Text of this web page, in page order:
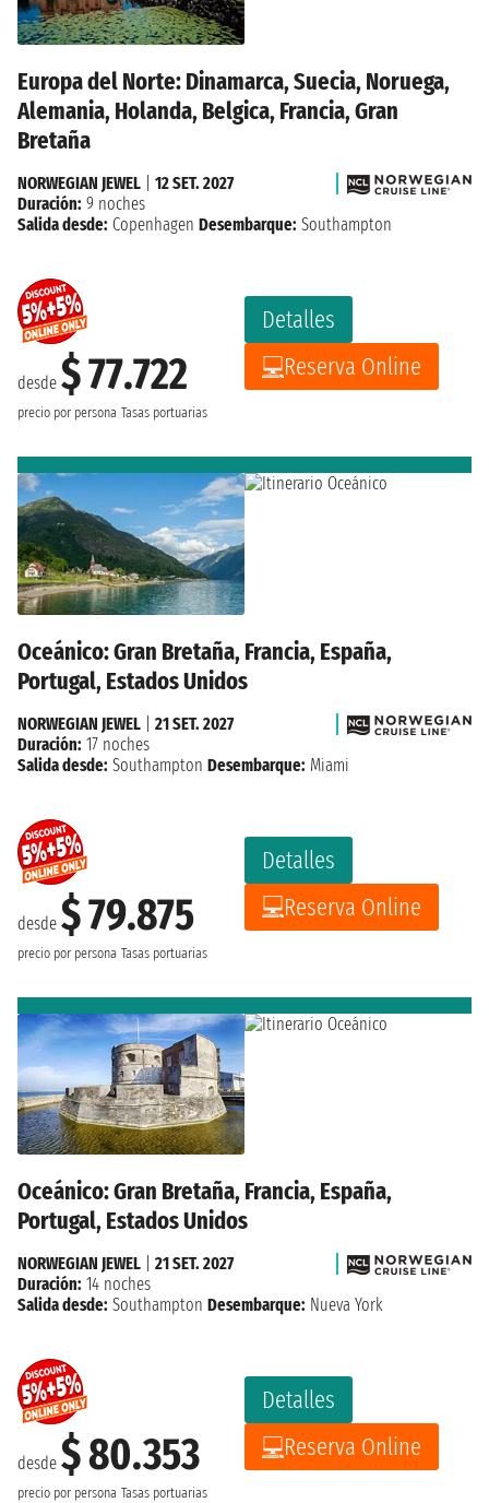
Europa del Norte: Dinamarca, Suecia, Noruega,
Alemania, Holanda, Belgica, Francia, Gran
Bretaña
desde $ 77.722
precio por persona Tasas portuarias
Detalles
Reserva Online
NORWEGIAN JEWEL
12 SET. 2027
Duración: 9 noches
Salida desde: Copenhagen Desembarque: Southampton
Oceánico: Gran Bretaña, Francia, España,
Portugal, Estados Unidos
desde $ 79.875
precio por persona Tasas portuarias
Detalles
Reserva Online
NORWEGIAN JEWEL
21 SET. 2027
Duración: 17 noches
Salida desde: Southampton Desembarque: Miami
Oceánico: Gran Bretaña, Francia, España,
Portugal, Estados Unidos
desde $ 80.353
precio por persona Tasas portuarias
Detalles
Reserva Online
NORWEGIAN JEWEL
21 SET. 2027
Duración: 14 noches
Salida desde: Southampton Desembarque: Nueva York